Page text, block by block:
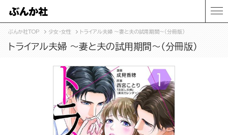
ぶんか社TOP 少女・女性 トライアル夫婦 ～妻と夫の試用期間～（分冊版）
トライアル夫婦 ～妻と夫の試用期間～（分冊版）